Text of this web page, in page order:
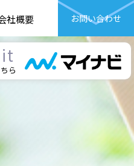
社概要 お問い合わせ
ら